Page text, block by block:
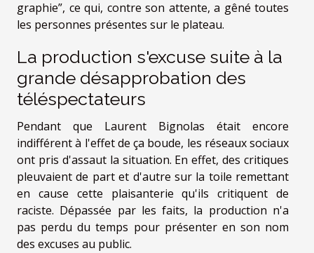
graphie”, ce qui, contre son attente, a gêné toutes
les personnes présentes sur le plateau.
La production s'excuse suite à la
grande désapprobation des
téléspectateurs
Pendant que Laurent Bignolas était encore
indifférent à l'effet de ça boude, les réseaux sociaux
ont pris d'assaut la situation. En effet, des critiques
pleuvaient de part et d'autre sur la toile remettant
en cause cette plaisanterie qu'ils critiquent de
raciste. Dépassée par les faits, la production n'a
pas perdu du temps pour présenter en son nom
des excuses au public.